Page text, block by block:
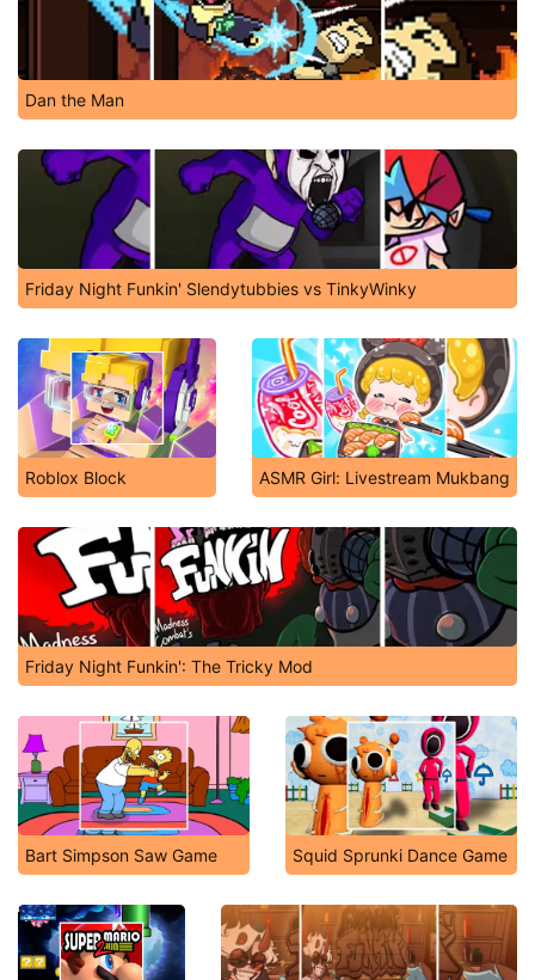
Dan the Man
Friday Night Funkin' Slendytubbies vs TinkyWinky
Roblox Block ASMR Girl: Livestream Mukbang
Friday Night Funkin': The Tricky Mod
Bart Simpson Saw Game Squid Sprunki Dance Game